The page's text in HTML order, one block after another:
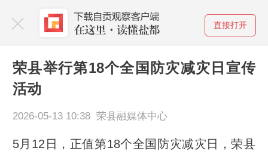
直接打开
荣县举行第18个全国防灾减灾日宣传
活动
2026-05-13 10:38 荣县融媒体中心
5月12日，正值第18个全国防灾减灾日，荣县